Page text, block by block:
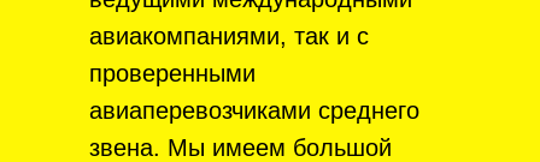
авиакомпаниями, так и с
проверенными
авиаперевозчиками среднего
звена. Мы имеем большой